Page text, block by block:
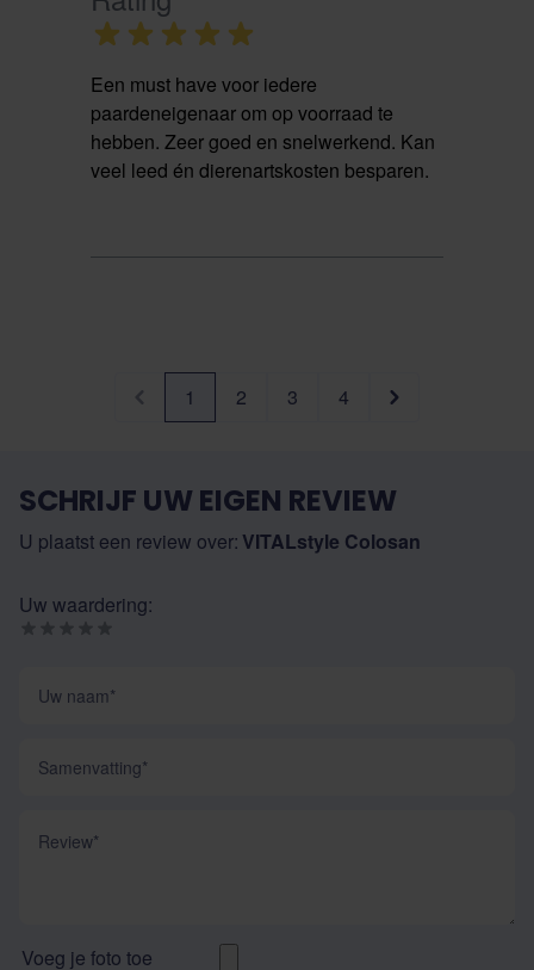
Een must have voor iedere
paardeneigenaar om op voorraad te
hebben. Zeer goed en snelwerkend. Kan
veel leed én dierenartskosten besparen.
1 2 3 4
SCHRIJF UW EIGEN REVIEW
U plaatst een review over: VITALstyle Colosan
Uw waardering:
Voeg je foto toe